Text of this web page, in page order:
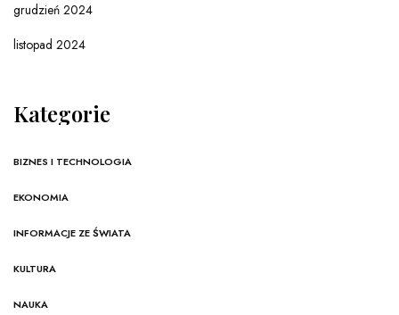
grudzień 2024
listopad 2024
Kategorie
BIZNES I TECHNOLOGIA
EKONOMIA
INFORMACJE ZE ŚWIATA
KULTURA
NAUKA